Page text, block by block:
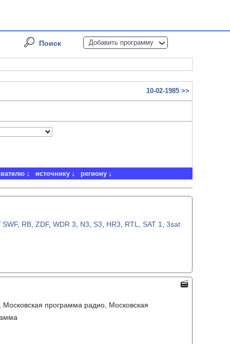
Поиск Добавить программу
10-02-1985 >>
источнику региону
SWF, RB ZDF, WDR 3 N3 S3 HR3 RTL SAT 1 3sat
программа радио, Московская